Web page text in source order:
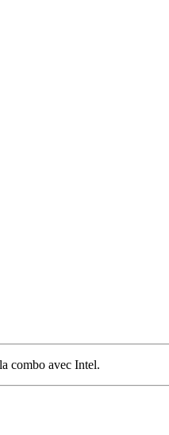
combo avec Intel.